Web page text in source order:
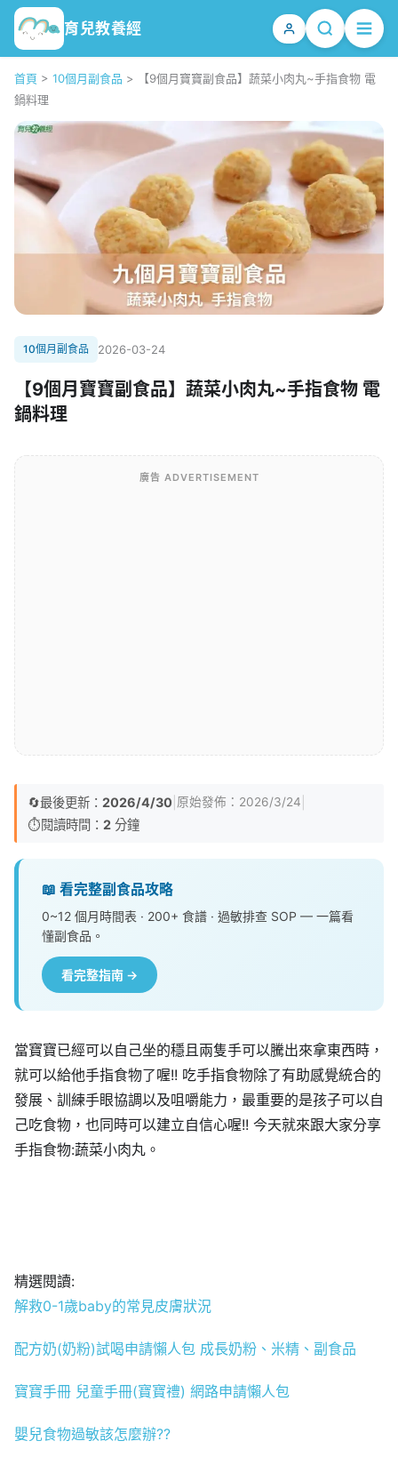
育兒教養經
首頁 > 10個月副食品 >
【9個月寶寶副食品】蔬菜小肉丸~手指食物 電
鍋料理
10個月副食品 2026-03-24
【9個月寶寶副食品】蔬菜小肉丸~手指食物 電
鍋料理
廣告 ADVERTISEMENT
🔄最後更新： 2026/4/30 原始發佈： 2026/3/24
⏱️閱讀時間： 2 分鐘
📖 看完整副食品攻略
0~12 個月時間表 · 200+ 食譜 · 過敏排查 SOP — 一篇看
懂副食品。
看完整指南 →
當寶寶已經可以自己坐的穩且兩隻手可以騰出來拿東西時，
就可以給他手指食物了喔!! 吃手指食物除了有助感覺統合的
發展、訓練手眼協調以及咀嚼能力，最重要的是孩子可以自
己吃食物，也同時可以建立自信心喔!! 今天就來跟大家分享
手指食物:蔬菜小肉丸。
精選閱讀:
解救0-1歲baby的常見皮膚狀況
配方奶(奶粉)試喝申請懶人包 成長奶粉、米精、副食品
寶寶手冊 兒童手冊(寶寶禮) 網路申請懶人包
嬰兒食物過敏該怎麼辦??